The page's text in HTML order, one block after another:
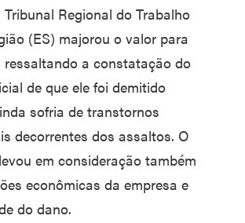
Regional do Trabalho
(ES) majorou o valor para
ressaltando a constatação do
de que ele foi demitido
sofria de transtornos
decorrentes dos assaltos. O
em consideração também
econômicas da empresa e
do dano.